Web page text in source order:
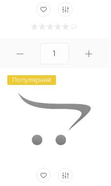
Популярний